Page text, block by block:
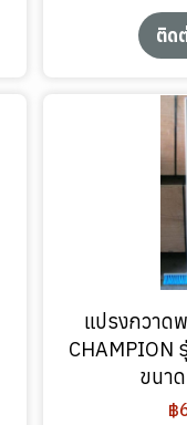
ติด
แปรงกวาด
CHAMPION
ขนา
฿